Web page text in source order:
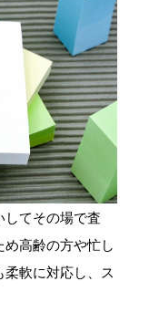
てその場で査
高齢の方や忙し
軟に対応し、ス